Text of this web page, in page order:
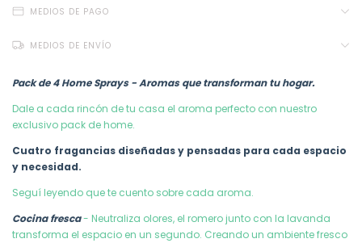
MEDIOS DE PAGO
MEDIOS DE ENVÍO
Pack de 4 Home Sprays - Aromas que transforman tu hogar.
Dale a cada rincón de tu casa el aroma perfecto con nuestro
exclusivo pack de home.
Cuatro fragancias diseñadas y pensadas para cada espacio
y necesidad.
Seguí leyendo que te cuento sobre cada aroma.
Cocina fresca- Neutraliza olores, el romero junto con la lavanda
transforma el espacio en un segundo. Creando un ambiente fresco